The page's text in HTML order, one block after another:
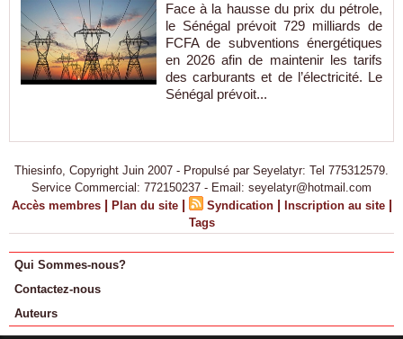
Face à la hausse du prix du pétrole,
le Sénégal prévoit 729 milliards de
FCFA de subventions énergétiques
en 2026 afin de maintenir les tarifs
des carburants et de l’électricité. Le
Sénégal prévoit...
Thiesinfo, Copyright Juin 2007 - Propulsé par Seyelatyr: Tel 775312579.
Service Commercial: 772150237 - Email: seyelatyr@hotmail.com
Accès membres | Plan du site | Syndication | Inscription au site |
Tags
Qui Sommes-nous?
Contactez-nous
Auteurs